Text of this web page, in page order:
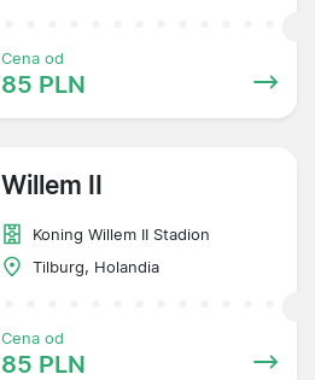
Cena od
85 PLN
Willem II
Koning Willem II Stadion
Tilburg, Holandia
Cena od
85 PLN